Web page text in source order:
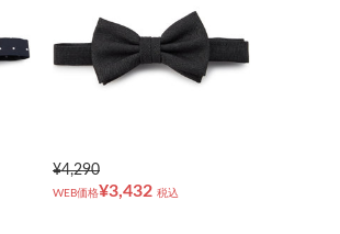
¥4,290
WEB価格¥3,432 税込